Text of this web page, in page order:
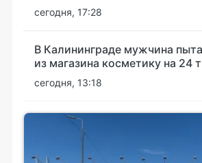
сегодня, 17:28
В Калининграде мужчина
из магазина косметику на 24
сегодня, 13:18